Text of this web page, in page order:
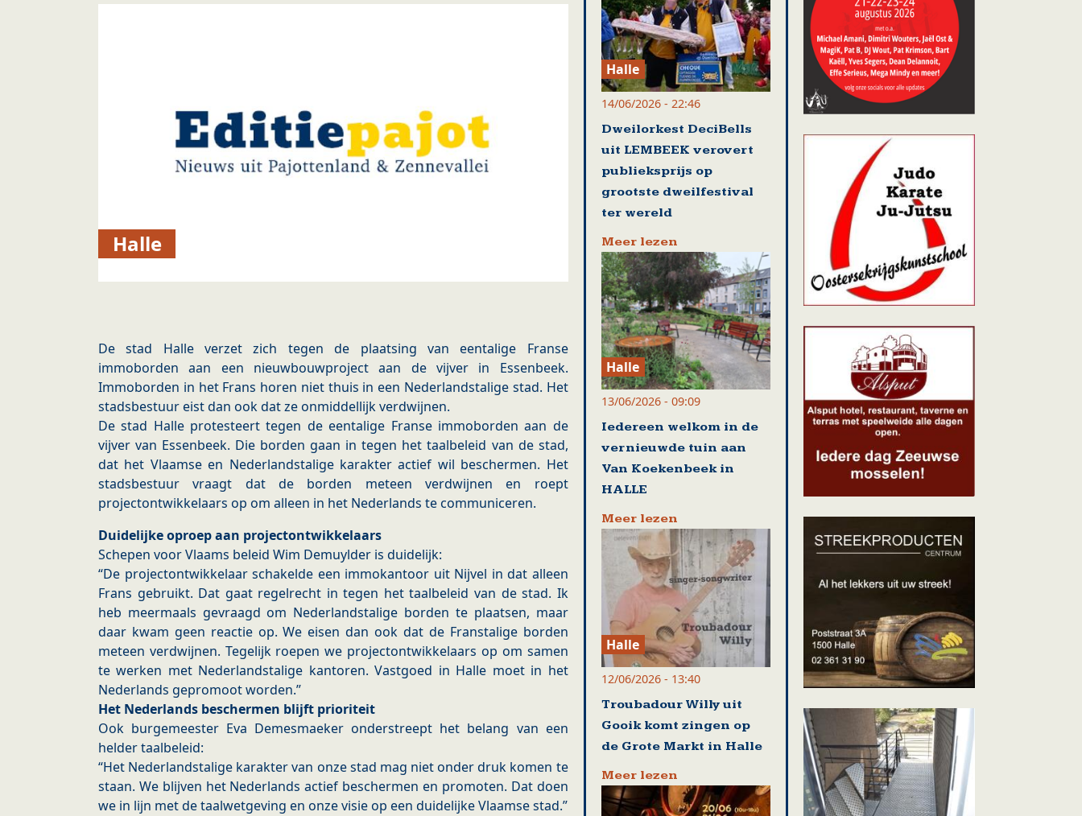
Halle
De stad Halle verzet zich tegen de plaatsing van eentalige Franse
immoborden aan een nieuwbouwproject aan de vijver in Essenbeek.
Immoborden in het Frans horen niet thuis in een Nederlandstalige stad. Het
stadsbestuur eist dan ook dat ze onmiddellijk verdwijnen.
De stad Halle protesteert tegen de eentalige Franse immoborden aan de
vijver van Essenbeek. Die borden gaan in tegen het taalbeleid van de stad,
dat het Vlaamse en Nederlandstalige karakter actief wil beschermen. Het
stadsbestuur vraagt dat de borden meteen verdwijnen en roept
projectontwikkelaars op om alleen in het Nederlands te communiceren.
Duidelijke oproep aan projectontwikkelaars
Schepen voor Vlaams beleid Wim Demuylder is duidelijk:
“De projectontwikkelaar schakelde een immokantoor uit Nijvel in dat alleen
Frans gebruikt. Dat gaat regelrecht in tegen het taalbeleid van de stad. Ik
heb meermaals gevraagd om Nederlandstalige borden te plaatsen, maar
daar kwam geen reactie op. We eisen dan ook dat de Franstalige borden
meteen verdwijnen. Tegelijk roepen we projectontwikkelaars op om samen
te werken met Nederlandstalige kantoren. Vastgoed in Halle moet in het
Nederlands gepromoot worden.”
Het Nederlands beschermen blijft prioriteit
Ook burgemeester Eva Demesmaeker onderstreept het belang van een
helder taalbeleid:
“Het Nederlandstalige karakter van onze stad mag niet onder druk komen te
staan. We blijven het Nederlands actief beschermen en promoten. Dat doen
we in lijn met de taalwetgeving en onze visie op een duidelijke Vlaamse stad.”
Halle
14/06/2026 - 22:46
Dweilorkest DeciBells
uit LEMBEEK verovert
publieksprijs op
grootste dweilfestival
ter wereld
Meer lezen
Halle
13/06/2026 - 09:09
Iedereen welkom in de
vernieuwde tuin aan
Van Koekenbeek in
HALLE
Meer lezen
Halle
12/06/2026 - 13:40
Troubadour Willy uit
Gooik komt zingen op
de Grote Markt in Halle
Meer lezen